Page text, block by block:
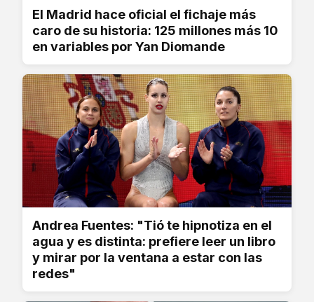
El Madrid hace oficial el fichaje más
caro de su historia: 125 millones más 10
en variables por Yan Diomande
Andrea Fuentes: "Tió te hipnotiza en el
agua y es distinta: prefiere leer un libro
y mirar por la ventana a estar con las
redes"